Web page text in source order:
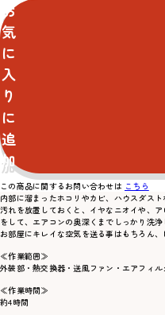
お
気
に
入
り
に
追
加
この商品に関するお問い合わせは こちら
内部に溜まったホコリやカビ、ハウスダスト
汚れを放置しておくと、イヤなニオイや、
をして、エアコンの奥深くまでしっかり洗浄
お部屋にキレイな空気を送る事はもちろん
≪作業範囲≫
外装部・熱交換器・送風ファン・エアフィル
≪作業時間≫
約4時間